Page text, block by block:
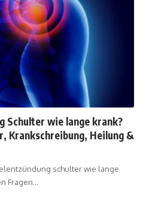
Schulter wie lange krank?
Krankschreibung, Heilung &
schulter wie lange
Fragen…